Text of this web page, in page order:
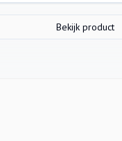
Bekijk product